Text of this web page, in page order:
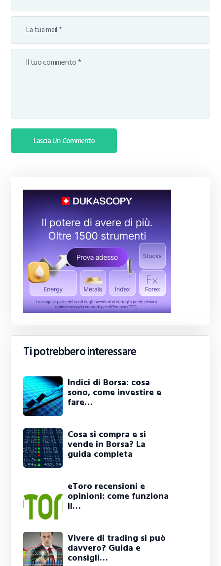
Ti potrebbero interessare
Indici di Borsa: cosa
sono, come investire e
fare…
Cosa si compra e si
vende in Borsa? La
guida completa
eToro recensioni e
opinioni: come funziona
il…
Vivere di trading si può
davvero? Guida e
consigli…